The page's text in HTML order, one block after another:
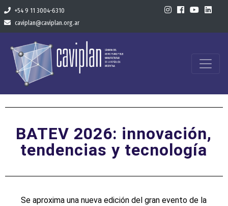
+54 9 11 3004-6310
caviplan@caviplan.org.ar
BATEV 2026: innovación,
tendencias y tecnología
Se aproxima una nueva edición del gran evento de la